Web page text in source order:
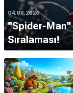
04.08.2026
''Spider-
Sıralaması!